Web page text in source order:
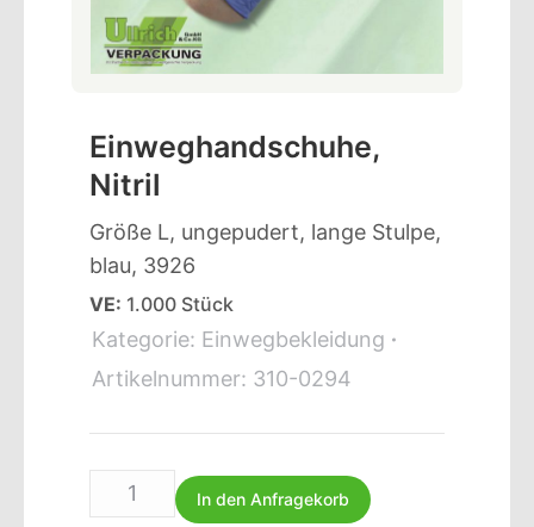
Einweghandschuhe,
Nitril
Größe L, ungepudert, lange Stulpe,
blau, 3926
VE: 1.000 Stück
Kategorie: Einwegbekleidung
Artikelnummer: 310-0294
In den Anfragekorb